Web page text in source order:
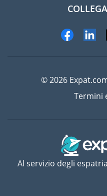
© 2026
Termini
Al servizio degli